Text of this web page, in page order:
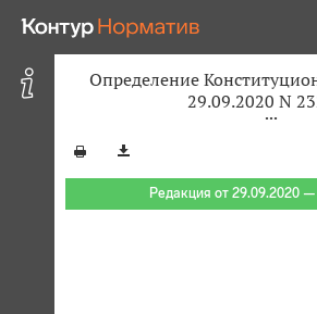
Определение
29.09.2020 N
Редакция от 29.09.2020